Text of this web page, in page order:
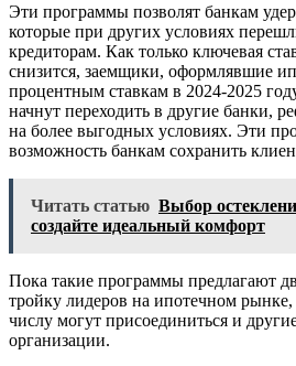
Эти программы позволят банкам
которые при других условиях
кредиторам. Как только ключевая
снизится, заемщики, оформлявшие
процентным ставкам в 2024-2025
начнут переходить в другие банки,
на более выгодных условиях. Эти
возможность банкам сохранить
Читать статью Выбор
создайте идеальный комфорт
Пока такие программы предлагают
тройку лидеров на ипотечном
числу могут присоединиться и
организации.